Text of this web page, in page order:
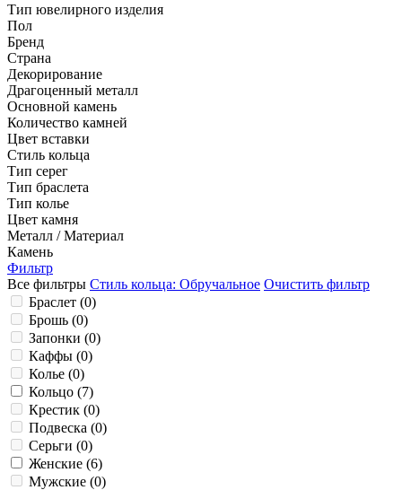
Тип ювелирного изделия
Пол
Бренд
Страна
Декорирование
Драгоценный металл
Основной камень
Количество камней
Цвет вставки
Стиль кольца
Тип серег
Тип браслета
Тип колье
Цвет камня
Металл / Материал
Камень
Фильтр
Все фильтры Стиль кольца: Обручальное Очистить фильтр
Браслет (0)
Брошь (0)
Запонки (0)
Каффы (0)
Колье (0)
Кольцо (7)
Крестик (0)
Подвеска (0)
Серьги (0)
Женские (6)
Мужские (0)